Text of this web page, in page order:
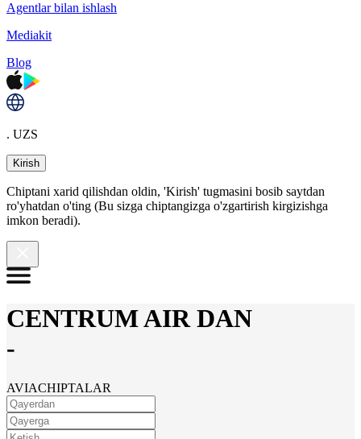
Agentlar bilan ishlash
Mediakit
Blog
. UZS
Kirish
Chiptani xarid qilishdan oldin, 'Kirish' tugmasini bosib saytdan
ro'yhatdan o'ting (Bu sizga chiptangizga o'zgartirish kirgizishga
imkon beradi).
CENTRUM AIR DAN
-
AVIACHIPTALAR